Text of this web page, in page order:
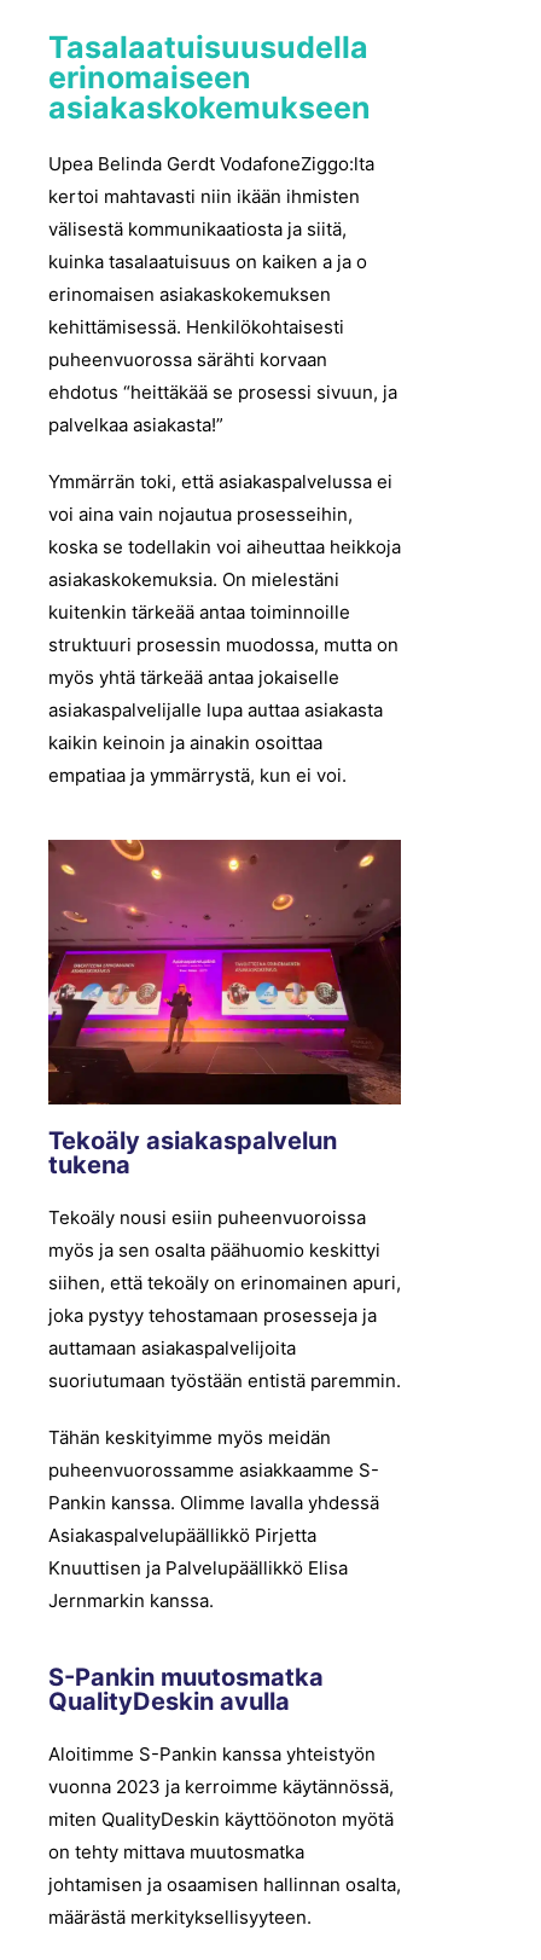
Tasalaatuisuusudella
erinomaiseen
asiakaskokemukseen
Upea Belinda Gerdt VodafoneZiggo:lta
kertoi mahtavasti niin ikään ihmisten
välisestä kommunikaatiosta ja siitä,
kuinka tasalaatuisuus on kaiken a ja o
erinomaisen asiakaskokemuksen
kehittämisessä. Henkilökohtaisesti
puheenvuorossa särähti korvaan
ehdotus “heittäkää se prosessi sivuun, ja
palvelkaa asiakasta!”
Ymmärrän toki, että asiakaspalvelussa ei
voi aina vain nojautua prosesseihin,
koska se todellakin voi aiheuttaa heikkoja
asiakaskokemuksia. On mielestäni
kuitenkin tärkeää antaa toiminnoille
struktuuri prosessin muodossa, mutta on
myös yhtä tärkeää antaa jokaiselle
asiakaspalvelijalle lupa auttaa asiakasta
kaikin keinoin ja ainakin osoittaa
empatiaa ja ymmärrystä, kun ei voi.
Tekoäly asiakaspalvelun
tukena
Tekoäly nousi esiin puheenvuoroissa
myös ja sen osalta päähuomio keskittyi
siihen, että tekoäly on erinomainen apuri,
joka pystyy tehostamaan prosesseja ja
auttamaan asiakaspalvelijoita
suoriutumaan työstään entistä paremmin.
Tähän keskityimme myös meidän
puheenvuorossamme asiakkaamme S-
Pankin kanssa. Olimme lavalla yhdessä
Asiakaspalvelupäällikkö Pirjetta
Knuuttisen ja Palvelupäällikkö Elisa
Jernmarkin kanssa.
S-Pankin muutosmatka
QualityDeskin avulla
Aloitimme S-Pankin kanssa yhteistyön
vuonna 2023 ja kerroimme käytännössä,
miten QualityDeskin käyttöönoton myötä
on tehty mittava muutosmatka
johtamisen ja osaamisen hallinnan osalta,
määrästä merkityksellisyyteen.